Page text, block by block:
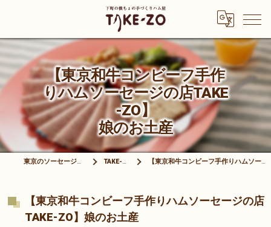
【東京和牛コンビーフ手作
りハムソーセージの店TAKE
-ZO】
娘のお土産
東京のソーセージは有限会社竹三商店 TAKE-ZOブログ 【東京和牛コンビーフ手作りハムソーセージの店TAKE-ZO】娘のお土産
【東京和牛コンビーフ手作りハムソーセージの店
TAKE-ZO】娘のお土産